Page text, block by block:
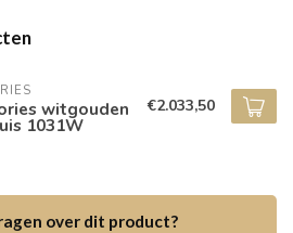
witgouden
1031W
€2.033,50
over dit product?